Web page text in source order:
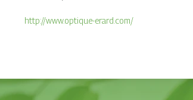
http://www.optique-erard.com/